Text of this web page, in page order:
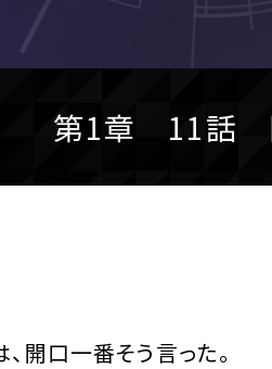
第1章 11話
開口一番そう言った。